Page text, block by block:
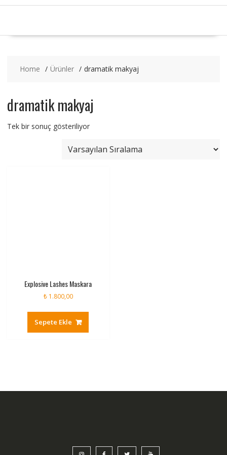
Home Ürünler dramatik makyaj
dramatik makyaj
Tek bir sonuç gösteriliyor
Explosive Lashes Maskara
₺1.800,00
Sepete Ekle